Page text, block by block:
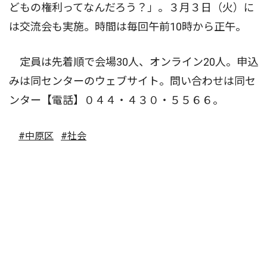
どもの権利ってなんだろう？」。３月３日（火）に
は交流会も実施。時間は毎回午前10時から正午。
定員は先着順で会場30人、オンライン20人。申込
みは同センターのウェブサイト。問い合わせは同セ
ンター【電話】０４４・４３０・５５６６。
#中原区 #社会